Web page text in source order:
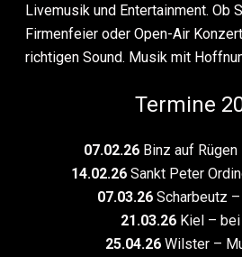
Livemusik und Entertainment. Ob
Firmenfeier oder Open-Air
richtigen Sound. Musik mit
Termine
07.02.26Binz auf
14.02.26 Sankt Peter
07.03.26Scharbeutz –
21.03.26Kiel – bei
25.04.26 Wilster –